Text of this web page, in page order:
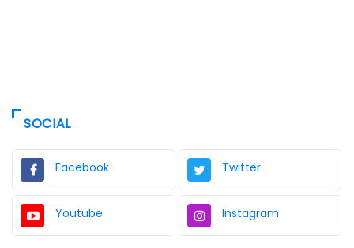
SOCIAL
Facebook Twitter
Youtube Instagram